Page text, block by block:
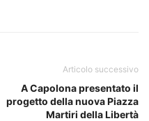
Articolo successivo
A Capolona presentato il
progetto della nuova Piazza
Martiri della Libertà